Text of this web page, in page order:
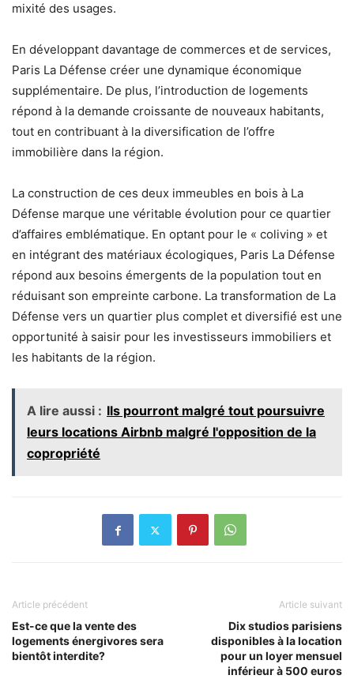
mixité des usages.
En développant davantage de commerces et de services,
Paris La Défense créer une dynamique économique
supplémentaire. De plus, l’introduction de logements
répond à la demande croissante de nouveaux habitants,
tout en contribuant à la diversification de l’offre
immobilière dans la région.
La construction de ces deux immeubles en bois à La
Défense marque une véritable évolution pour ce quartier
d’affaires emblématique. En optant pour le « coliving » et
en intégrant des matériaux écologiques, Paris La Défense
répond aux besoins émergents de la population tout en
réduisant son empreinte carbone. La transformation de La
Défense vers un quartier plus complet et diversifié est une
opportunité à saisir pour les investisseurs immobiliers et
les habitants de la région.
A lire aussi : Ils pourront malgré tout poursuivre
leurs locations Airbnb malgré l'opposition de la
copropriété
Article précédent
Est-ce que la vente des
logements énergivores sera
bientôt interdite?
Article suivant
Dix studios parisiens
disponibles à la location
pour un loyer mensuel
inférieur à 500 euros